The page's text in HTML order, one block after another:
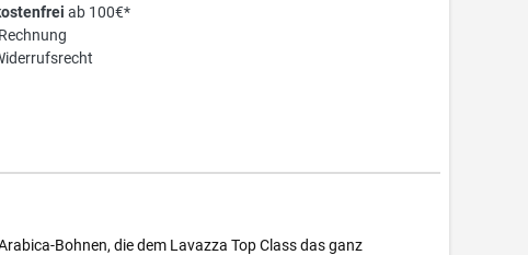
ab 100€*
Bohnen, die dem Lavazza Top Class das ganz